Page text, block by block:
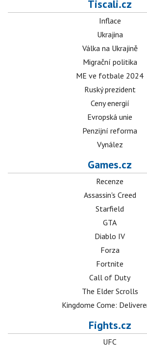
Tiscali.cz
Inflace
Ukrajina
Válka na Ukrajině
Migrační politika
ME ve fotbale 2024
Ruský prezident
Ceny energií
Evropská unie
Penzijní reforma
Vynález
Games.cz
Recenze
Assassin's Creed
Starfield
GTA
Diablo IV
Forza
Fortnite
Call of Duty
The Elder Scrolls
Kingdome Come:
Fights.cz
UFC